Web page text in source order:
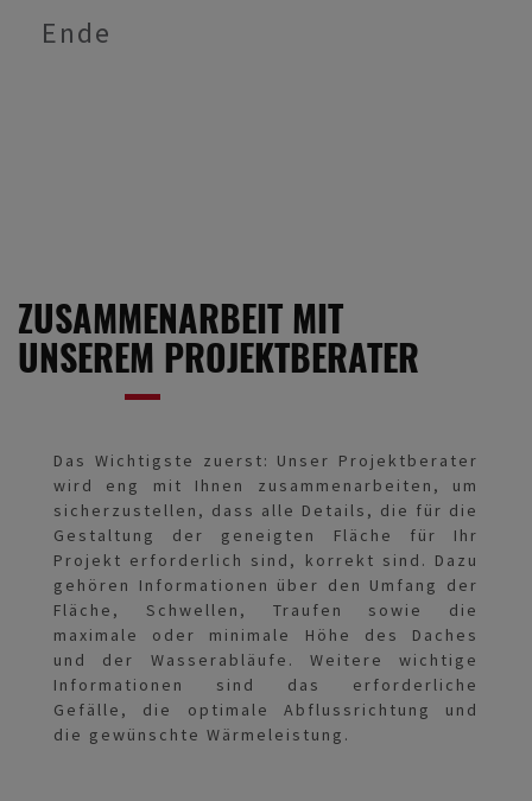
Ende
ZUSAMMENARBEIT MIT
UNSEREM PROJEKTBERATER
Das Wichtigste zuerst: Unser Projektberater
wird eng mit Ihnen zusammenarbeiten, um
sicherzustellen, dass alle Details, die für die
Gestaltung der geneigten Fläche für Ihr
Projekt erforderlich sind, korrekt sind. Dazu
gehören Informationen über den Umfang der
Fläche, Schwellen, Traufen sowie die
maximale oder minimale Höhe des Daches
und der Wasserabläufe. Weitere wichtige
Informationen sind das erforderliche
Gefälle, die optimale Abflussrichtung und
die gewünschte Wärmeleistung.